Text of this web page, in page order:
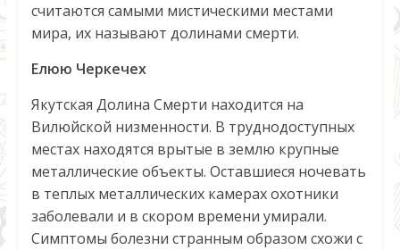
считаются самыми мистическими местами
мира, их называют долинами смерти.
Елюю Черкечех
Якутская Долина Смерти находится на
Вилюйской низменности. В труднодоступных
местах находятся врытые в землю крупные
металлические объекты. Оставшиеся ночевать
в теплых металлических камерах охотники
заболевали и в скором времени умирали.
Симптомы болезни странным образом схожи с